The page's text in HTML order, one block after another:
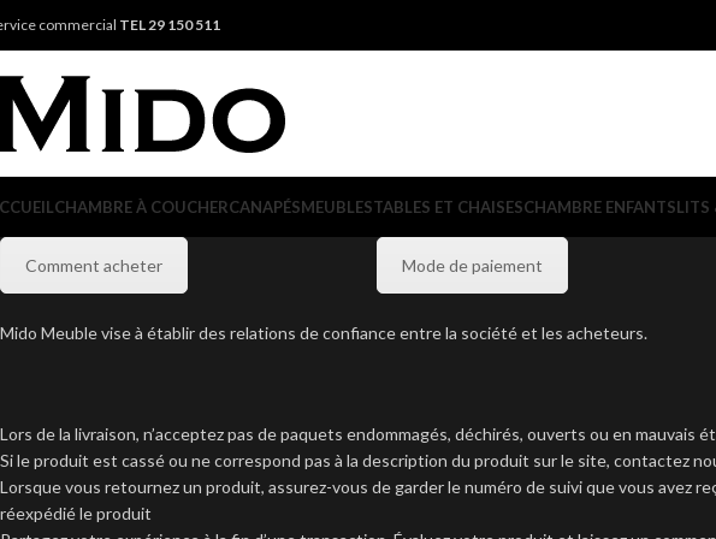
commercial TEL 29 150 511
CHAMBRE À COUCHERCANAPÉSMEUBLESTABLES ET CHAISESCHAMBRE ENFANTSLITS
Comment acheter Mode de paiement
Mido Meuble vise à établir des relations de confiance entre la société et les acheteurs.
Lors de la livraison, n’acceptez pas de paquets endommagés, déchirés, ouverts ou en
Si le produit est cassé ou ne correspond pas à la description du produit sur le site, contactez
Lorsque vous retournez un produit, assurez-vous de garder le numéro de suivi que vous avez
réexpédié le produit